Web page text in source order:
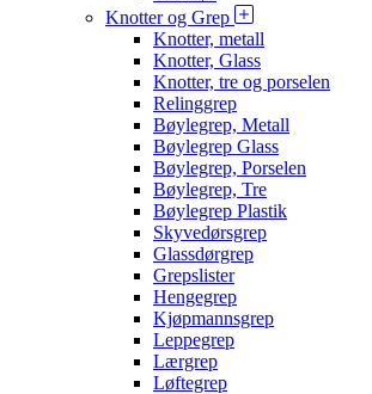
Knotter og Grep
Knotter, metall
Knotter, Glass
Knotter, tre og porselen
Relinggrep
Bøylegrep, Metall
Bøylegrep Glass
Bøylegrep, Porselen
Bøylegrep, Tre
Bøylegrep Plastik
Skyvedørsgrep
Glassdørgrep
Grepslister
Hengegrep
Kjøpmannsgrep
Leppegrep
Lærgrep
Løftegrep